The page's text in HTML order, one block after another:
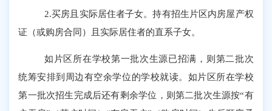
2.买房且实际居住者子女。持有招生片区内房屋产权
证（或购房合同）且实际居住者的直系子女。
如片区所在学校第一批次生源已招满，则第二批次
统筹安排到周边有空余学位的学校就读。 如 片区所在学校
第一批次招生完成后还有剩余学位 ， 则第二批次生源按“有